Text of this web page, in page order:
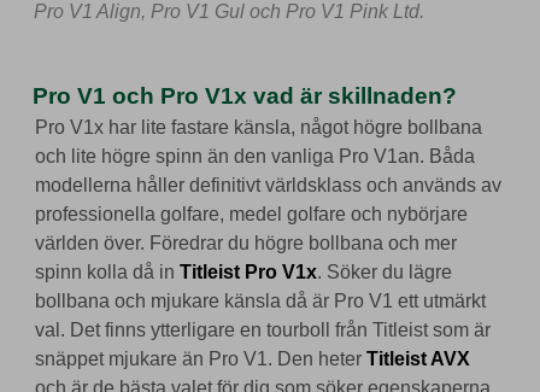
Pro V1 Align, Pro V1 Gul och Pro V1 Pink Ltd.
Pro V1 och Pro V1x vad är skillnaden?
Pro V1x har lite fastare känsla, något högre bollbana
och lite högre spinn än den vanliga Pro V1an. Båda
modellerna håller definitivt världsklass och används av
professionella golfare, medel golfare och nybörjare
världen över. Föredrar du högre bollbana och mer
spinn kolla då inTitleist Pro V1x. Söker du lägre
bollbana och mjukare känsla då är Pro V1 ett utmärkt
val. Det finns ytterligare en tourboll från Titleist som är
snäppet mjukare än Pro V1. Den heterTitleist AVX